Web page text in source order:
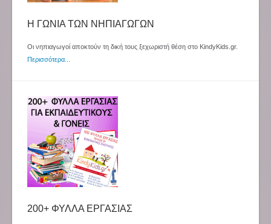
Η ΓΩΝΙΑ ΤΩΝ ΝΗΠΙΑΓΩΓΩΝ
Οι νηπιαγωγοί αποκτούν τη δική τους ξεχωριστή θέση στο KindyKids.gr.
Περισσότερα...
200+ ΦΥΛΛΑ ΕΡΓΑΣΙΑΣ